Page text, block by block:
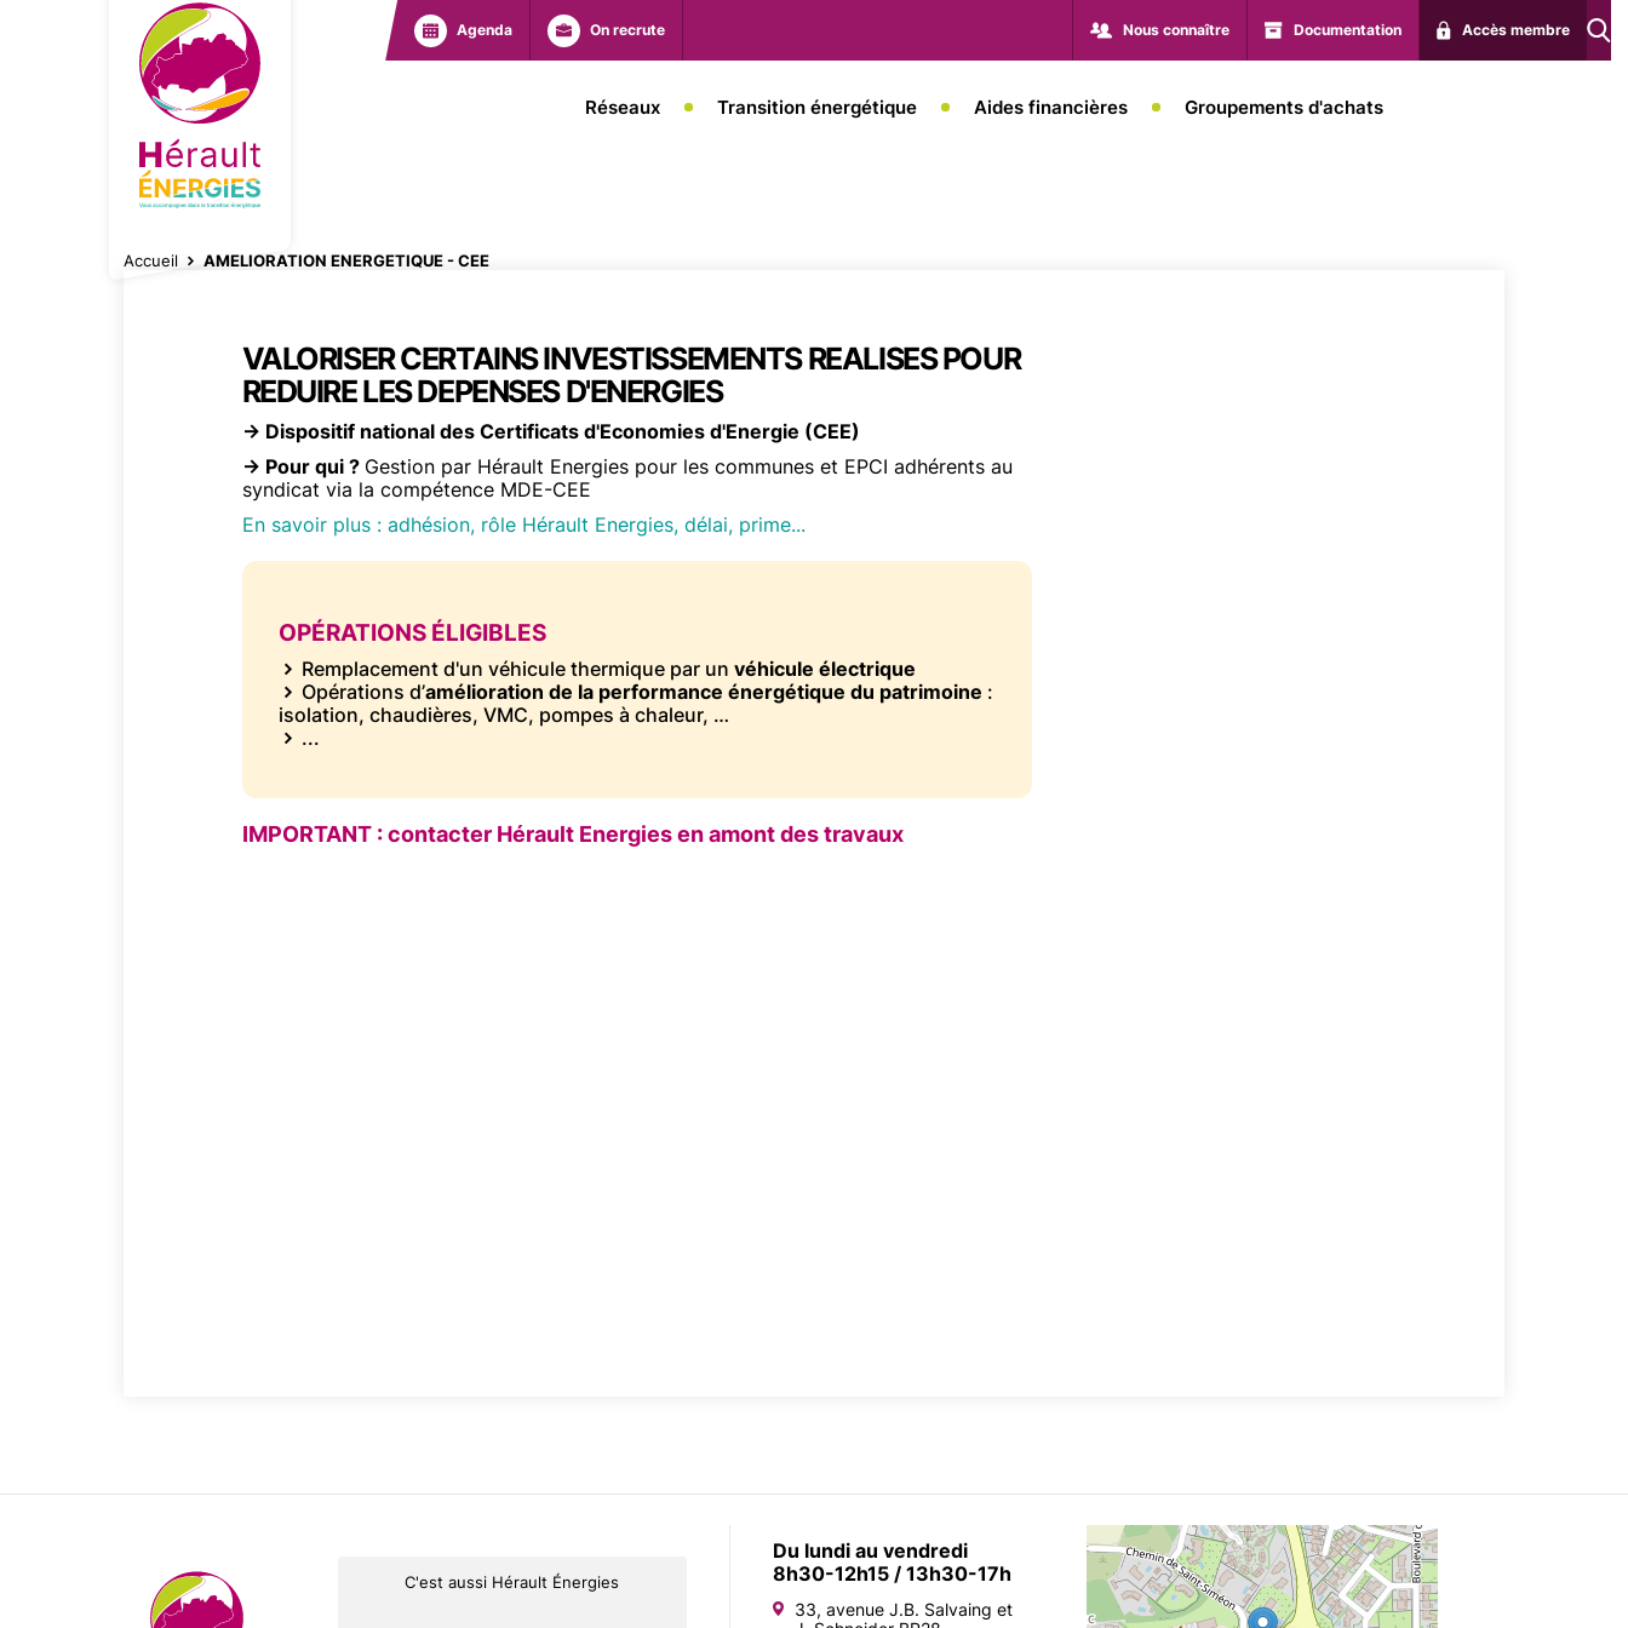
Agenda On recrute Nous connaître Documentation Accès membre
Réseaux Transition énergétique Aides financières Groupements d'achats
Accueil AMELIORATION ENERGETIQUE - CEE
Contenu
Texte
VALORISER CERTAINS INVESTISSEMENTS REALISES POUR
REDUIRE LES DEPENSES D'ENERGIES
→ Dispositif national des Certificats d'Economies d'Energie (CEE)
→ Pour qui ? Gestion par Hérault Energies pour les communes et EPCI adhérents au
syndicat via la compétence MDE-CEE
En savoir plus : adhésion, rôle Hérault Energies, délai, prime...
TITRE
OPÉRATIONS ÉLIGIBLES
Texte
Remplacement d'un véhicule thermique par un véhicule électrique
Opérations d’amélioration de la performance énergétique du patrimoine :
isolation, chaudières, VMC, pompes à chaleur, …
...
Texte
IMPORTANT : contacter Hérault Energies en amont des travaux
C'est aussi Hérault Énergies
Du lundi au vendredi
8h30-12h15 / 13h30-17h
33, avenue J.B. Salvaing et